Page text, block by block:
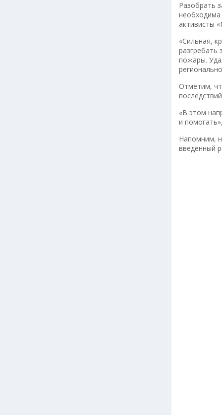
Разобрать
активисты
«Сильная,
разгребать
пожары.
Отметим,
«В этом
и
Напомним,
введенный